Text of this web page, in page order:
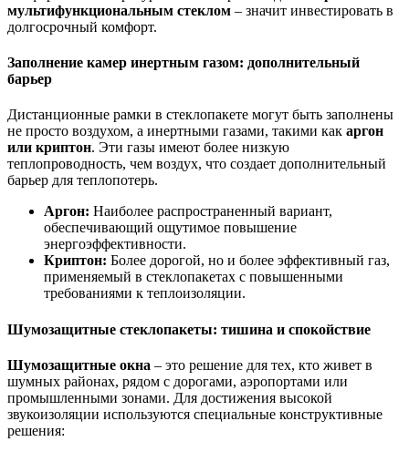
мультифункциональным стеклом – значит инвестировать в
долгосрочный комфорт.
Заполнение камер инертным газом: дополнительный
барьер
Дистанционные рамки в стеклопакете могут быть заполнены
не просто воздухом, а инертными газами, такими как аргон
или криптон. Эти газы имеют более низкую
теплопроводность, чем воздух, что создает дополнительный
барьер для теплопотерь.
Аргон: Наиболее распространенный вариант,
обеспечивающий ощутимое повышение
энергоэффективности.
Криптон: Более дорогой, но и более эффективный газ,
применяемый в стеклопакетах с повышенными
требованиями к теплоизоляции.
Шумозащитные стеклопакеты: тишина и спокойствие
Шумозащитные окна – это решение для тех, кто живет в
шумных районах, рядом с дорогами, аэропортами или
промышленными зонами. Для достижения высокой
звукоизоляции используются специальные конструктивные
решения: